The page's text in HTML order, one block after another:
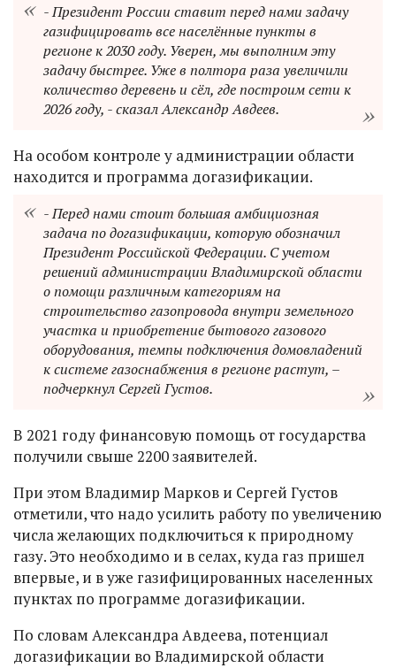
- Президент России ставит перед нами задачу
газифицировать все населённые пункты в
регионе к 2030 году. Уверен, мы выполним эту
задачу быстрее. Уже в полтора раза увеличили
количество деревень и сёл, где построим сети к
2026 году, - сказал Александр Авдеев.
На особом контроле у администрации области
находится и программа догазификации.
- Перед нами стоит большая амбициозная
задача по догазификации, которую обозначил
Президент Российской Федерации. С учетом
решений администрации Владимирской области
о помощи различным категориям на
строительство газопровода внутри земельного
участка и приобретение бытового газового
оборудования, темпы подключения домовладений
к системе газоснабжения в регионе растут, –
подчеркнул Сергей Густов.
В 2021 году финансовую помощь от государства
получили свыше 2200 заявителей.
При этом Владимир Марков и Сергей Густов
отметили, что надо усилить работу по увеличению
числа желающих подключиться к природному
газу. Это необходимо и в селах, куда газ пришел
впервые, и в уже газифицированных населенных
пунктах по программе догазификации.
По словам Александра Авдеева, потенциал
догазификации во Владимирской области